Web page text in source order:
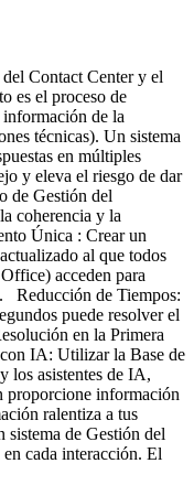
Contact Center y el
es el proceso de
de la
técnicas). Un sistema
en múltiples
y eleva el riesgo de dar
de Gestión del
coherencia y la
Única : Crear un
al que todos
acceden para
Reducción de Tiempos:
puede resolver el
en la Primera
IA: Utilizar la Base de
los asistentes de IA,
proporcione información
ralentiza a tus
sistema de Gestión del
cada interacción. El